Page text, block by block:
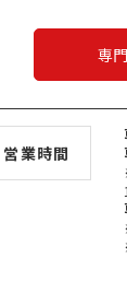
専
営業時間